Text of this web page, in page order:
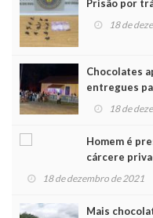
Prisão por
18 de
Chocolates
entregues
Noel
18 de
Homem é
cárcere
18 de dezembro de 2021
Mais